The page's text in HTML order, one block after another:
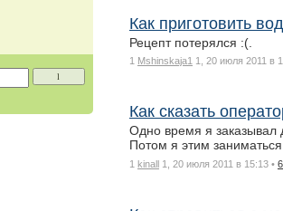
1
Как приготовить
Рецепт потерялся :(.
1 Mshinskaja1 1, 20 июля 2011 в
Как сказать
Одно время я заказывал
Потом я этим
1 kinall 1, 20 июля 2011 в 15:13 •